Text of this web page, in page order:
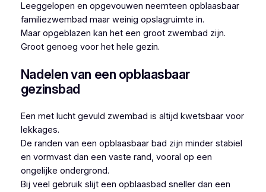
Leeggelopen en opgevouwen neemteen opblaasbaar
familiezwembad maar weinig opslagruimte in.
Maar opgeblazen kan het een groot zwembad zijn.
Groot genoeg voor het hele gezin.
Nadelen van een opblaasbaar
gezinsbad
Een met lucht gevuld zwembad is altijd kwetsbaar voor
lekkages.
De randen van een opblaasbaar bad zijn minder stabiel
en vormvast dan een vaste rand, vooral op een
ongelijke ondergrond.
Bij veel gebruik slijt een opblaasbad sneller dan een